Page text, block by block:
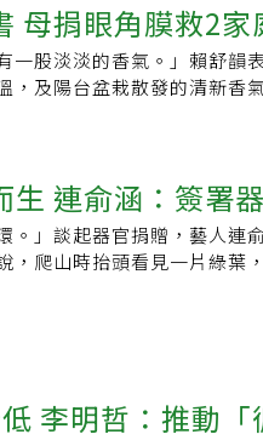
母捐眼角膜救2家
一股淡淡的香氣。」賴舒韻
，及陽台盆栽散發的清新香
，更捐獻眼角膜幫助了兩個
連俞涵：簽署
。」談起器官捐贈，藝人連
，爬山時抬頭看見一片綠葉
李明哲：推動「